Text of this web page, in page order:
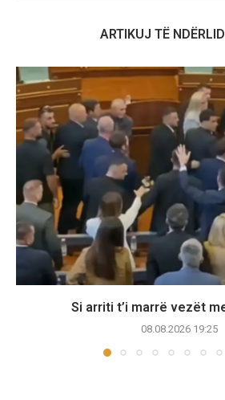
ARTIKUJ TË
Si arriti t’i marrë vezët
08.08.2026 19:25